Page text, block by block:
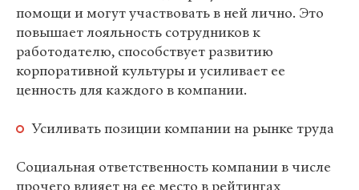
помощи и могут участвовать в ней лично. Это
повышает лояльность сотрудников к
работодателю, способствует развитию
корпоративной культуры и усиливает ее
ценность для каждого в компании.
Усиливать позиции компании на рынке труда
Социальная ответственность компании в числе
прочего влияет на ее место в рейтингах